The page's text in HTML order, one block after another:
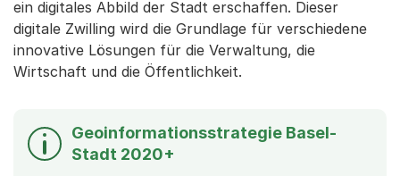
ein digitales Abbild der Stadt erschaffen. Dieser
digitale Zwilling wird die Grundlage für verschiedene
innovative Lösungen für die Verwaltung, die
Wirtschaft und die Öffentlichkeit.
Geoinformationsstrategie Basel-
Stadt 2020+